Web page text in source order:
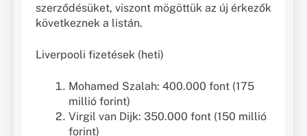
szerződésüket, viszont mögöttük az új érkezők
következnek a listán.
Liverpooli fizetések (heti)
Mohamed Szalah: 400.000 font (175
millió forint)
Virgil van Dijk: 350.000 font (150 millió
forint)